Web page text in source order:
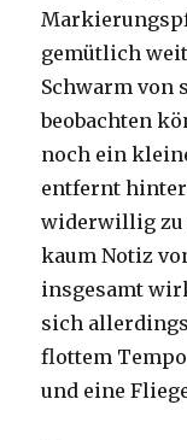
gemütlich
Schwarm von
beobachten
noch ein
entfernt
widerwillig zu
kaum Notiz
insgesamt
sich
flottem
und eine